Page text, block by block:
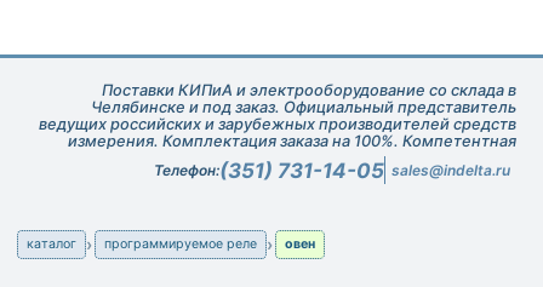
Поставки КИПиА и электрооборудование со склада в
Челябинске и под заказ. Официальный представитель
ведущих российских и зарубежных производителей средств
измерения. Комплектация заказа на 100%. Компетентная
техническая поддержка при подборе оборудования.
Телефон:(351) 731-14-05 sales@indelta.ru
каталог программируемое реле овен